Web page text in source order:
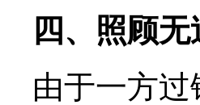
四、 照顾
由于一方